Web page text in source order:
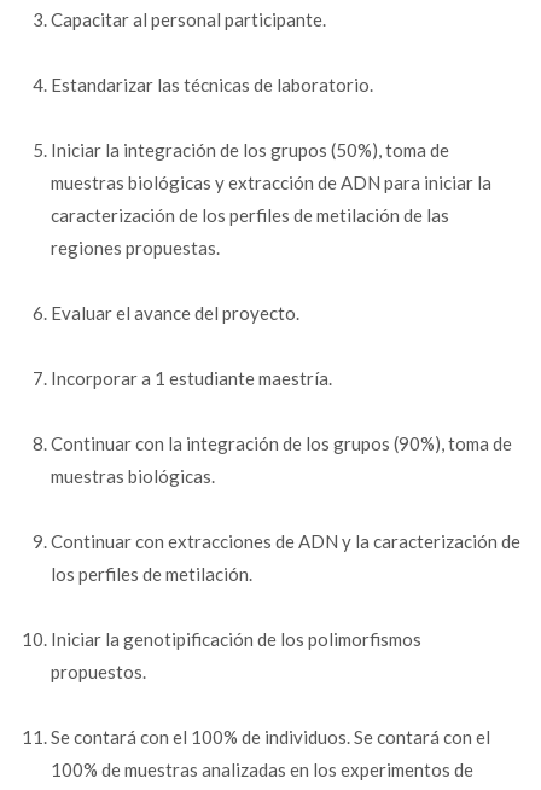
Capacitar al personal participante.
Estandarizar las técnicas de laboratorio.
Iniciar la integración de los grupos (50%), toma de
muestras biológicas y extracción de ADN para iniciar la
caracterización de los perfiles de metilación de las
regiones propuestas.
Evaluar el avance del proyecto.
Incorporar a 1 estudiante maestría.
Continuar con la integración de los grupos (90%), toma de
muestras biológicas.
Continuar con extracciones de ADN y la caracterización de
los perfiles de metilación.
Iniciar la genotipificación de los polimorfismos
propuestos.
Se contará con el 100% de individuos. Se contará con el
100% de muestras analizadas en los experimentos de